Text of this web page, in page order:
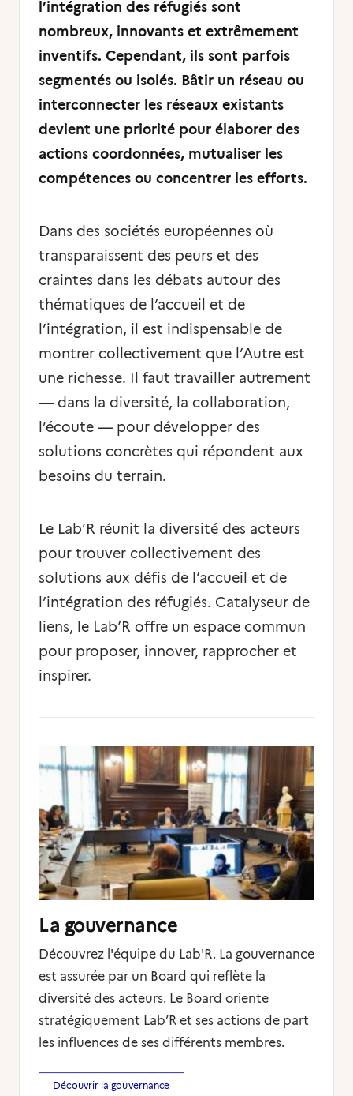
l’intégration des réfugiés sont
nombreux, innovants et extrêmement
inventifs. Cependant, ils sont parfois
segmentés ou isolés. Bâtir un réseau ou
interconnecter les réseaux existants
devient une priorité pour élaborer des
actions coordonnées, mutualiser les
compétences ou concentrer les efforts.
Dans des sociétés européennes où
transparaissent des peurs et des
craintes dans les débats autour des
thématiques de l’accueil et de
l’intégration, il est indispensable de
montrer collectivement que l’Autre est
une richesse. Il faut travailler autrement
— dans la diversité, la collaboration,
l’écoute — pour développer des
solutions concrètes qui répondent aux
besoins du terrain.
Le Lab’R réunit la diversité des acteurs
pour trouver collectivement des
solutions aux défis de l’accueil et de
l’intégration des réfugiés. Catalyseur de
liens, le Lab’R offre un espace commun
pour proposer, innover, rapprocher et
inspirer.
La gouvernance
Découvrez l'équipe du Lab'R. La gouvernance
est assurée par un Board qui reflète la
diversité des acteurs. Le Board oriente
stratégiquement Lab’R et ses actions de part
les influences de ses différents membres.
Découvrir la gouvernance